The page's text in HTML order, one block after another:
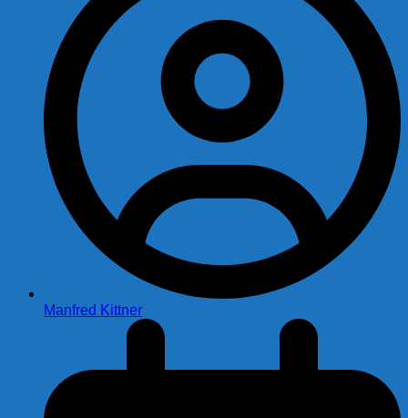
Manfred Kittner